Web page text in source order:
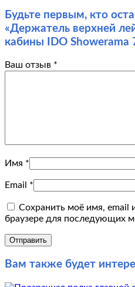
Будьте первым, кто
«Держатель верхней
кабины IDO
Ваш отзыв *
Имя *
Email *
Сохранить моё имя, email
браузере для последующих
Вам также будет